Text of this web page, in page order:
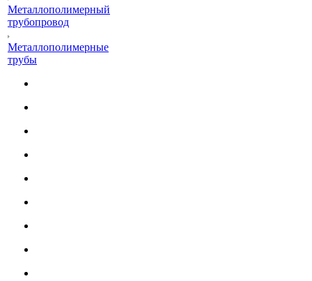
Металлополимерный
трубопровод
Металлополимерные
трубы